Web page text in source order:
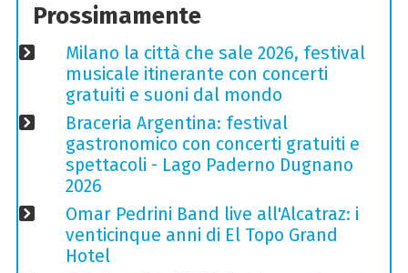
Prossimamente
Milano la città che sale 2026, festival
musicale itinerante con concerti
gratuiti e suoni dal mondo
Braceria Argentina: festival
gastronomico con concerti gratuiti e
spettacoli - Lago Paderno Dugnano
2026
Omar Pedrini Band live all'Alcatraz: i
venticinque anni di El Topo Grand
Hotel